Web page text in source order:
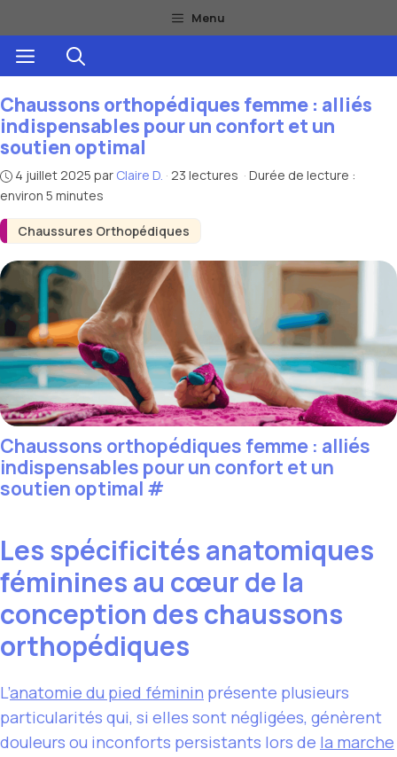
au
contenu
Menu
Menu
Chaussures Orthopédiques
Chaussons orthopédiques femme : alliés
indispensables pour un confort et un
soutien optimal
4 juillet 2025 par Claire D. · 23 lectures · Durée de lecture :
environ 5 minutes
Chaussons orthopédiques femme : alliés
indispensables pour un confort et un
soutien optimal #
Les spécificités anatomiques
féminines au cœur de la
conception des chaussons
orthopédiques
L’anatomie du pied féminin présente plusieurs
particularités qui, si elles sont négligées, génèrent
douleurs ou inconforts persistants lors de la marche